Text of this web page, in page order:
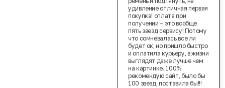
удивление отличная первая
покупка! оплата при
получении – это вообще
пять звезд сервису! Потому
что сомневалась все ли
будет ок, но пришло быстро
и оплатила курьеру, в жизни
выглядят даже лучше чем
на картинке. 100%
рекомендую сайт, было бы
100 звезд, поставила бы!!!